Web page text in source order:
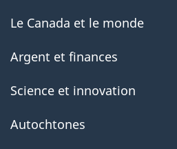
Le Canada et le monde
Argent et finances
Science et innovation
Autochtones